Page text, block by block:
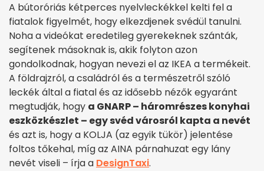
A bútoróriás kétperces nyelvleckékkel kelti fel a
fiatalok figyelmét, hogy elkezdjenek svédül tanulni.
Noha a videókat eredetileg gyerekeknek szánták,
segítenek másoknak is, akik folyton azon
gondolkodnak, hogyan nevezi el az IKEA a termékeit.
A földrajzról, a családról és a természetről szóló
leckék által a fiatal és az idősebb nézők egyaránt
megtudják, hogy a GNARP – háromrészes konyhai
eszközkészlet – egy svéd városról kapta a nevét
és azt is, hogy a KOLJA (az egyik tükör) jelentése
foltos tőkehal, míg az AINA párnahuzat egy lány
nevét viseli – írja a DesignTaxi.